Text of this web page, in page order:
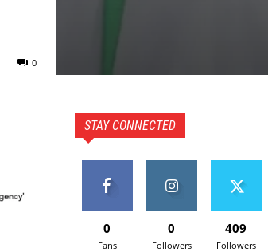
0
STAY CONNECTED
0
Fans
0
Followers
409
Followers